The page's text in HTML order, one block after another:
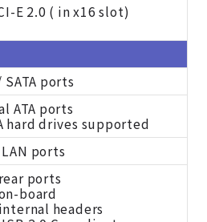
E 2.0 ( in x16 slot)
SATA ports
ATA ports
hard drives supported
ports
ports
board
headers